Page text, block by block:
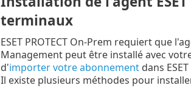
terminaux
ESET PROTECT On-Prem requiert que
Management peut être installé avec
d'importer votre abonnementdans
Il existe plusieurs méthodes pour